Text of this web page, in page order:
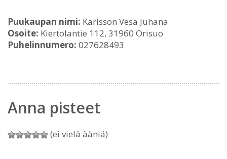
Puukaupan nimi: Karlsson Vesa Juhana
Osoite: Kiertolantie 112, 31960 Orisuo
Puhelinnumero: 027628493
Anna pisteet
(ei vielä ääniä)